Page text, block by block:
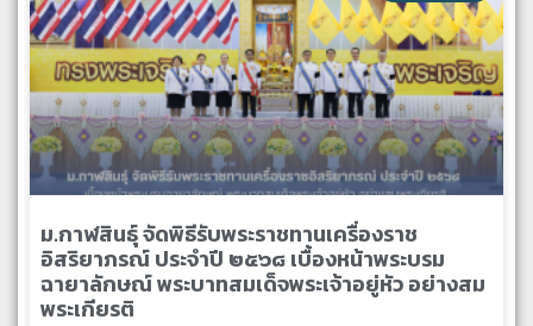
ม.กาฬสินธุ์ จัดพิธีรับพระราชทานเครื่องราช
อิสริยาภรณ์ ประจำปี ๒๕๖๘ เบื้องหน้าพระบรม
ฉายาลักษณ์ พระบาทสมเด็จพระเจ้าอยู่หัว อย่างสม
พระเกียรติ